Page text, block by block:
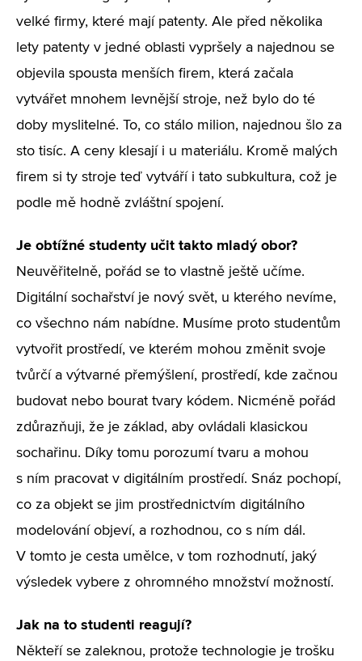
velké firmy, které mají patenty. Ale před několika
lety patenty v jedné oblasti vypršely a najednou se
objevila spousta menších firem, která začala
vytvářet mnohem levnější stroje, než bylo do té
doby myslitelné. To, co stálo milion, najednou šlo za
sto tisíc. A ceny klesají i u materiálu. Kromě malých
firem si ty stroje teď vytváří i tato subkultura, což je
podle mě hodně zvláštní spojení.
Je obtížné studenty učit takto mladý obor?
Neuvěřitelně, pořád se to vlastně ještě učíme.
Digitální sochařství je nový svět, u kterého nevíme,
co všechno nám nabídne. Musíme proto studentům
vytvořit prostředí, ve kterém mohou změnit svoje
tvůrčí a výtvarné přemýšlení, prostředí, kde začnou
budovat nebo bourat tvary kódem. Nicméně pořád
zdůrazňuji, že je základ, aby ovládali klasickou
sochařinu. Díky tomu porozumí tvaru a mohou
s ním pracovat v digitálním prostředí. Snáz pochopí,
co za objekt se jim prostřednictvím digitálního
modelování objeví, a rozhodnou, co s ním dál.
V tomto je cesta umělce, v tom rozhodnutí, jaký
výsledek vybere z ohromného množství možností.
Jak na to studenti reagují?
Někteří se zaleknou, protože technologie je trošku